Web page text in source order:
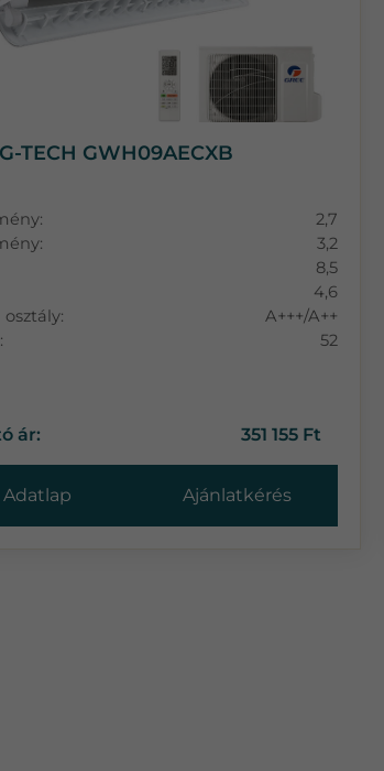
TECH GWH09AECXB
2,7
3,2
8,5
4,6
A+++/A++
52
ár: 351 155 Ft
Adatlap Ajánlatkérés